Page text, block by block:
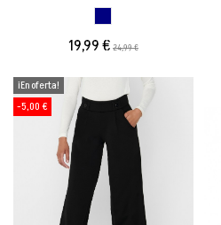
19,99 € 24,99 €
¡En oferta!
-5,00 €